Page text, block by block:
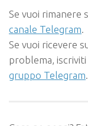
Se vuoi rimanere
canale Telegram
Se vuoi ricevere
problema,
gruppo Telegram